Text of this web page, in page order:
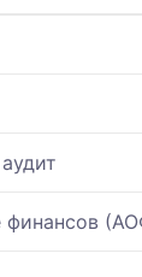
финансов